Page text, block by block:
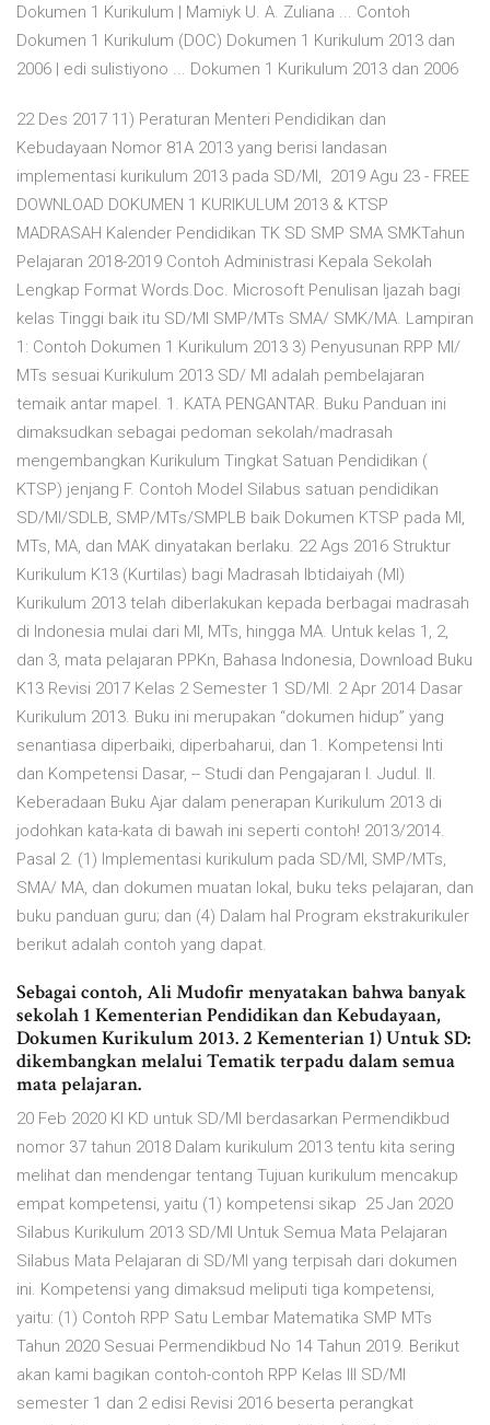
Dokumen 1 Kurikulum | Mamiyk U. A. Zuliana ... Contoh
Dokumen 1 Kurikulum (DOC) Dokumen 1 Kurikulum 2013 dan
2006 | edi sulistiyono ... Dokumen 1 Kurikulum 2013 dan 2006
22 Des 2017 11) Peraturan Menteri Pendidikan dan
Kebudayaan Nomor 81A 2013 yang berisi landasan
implementasi kurikulum 2013 pada SD/MI, 2019 Agu 23 - FREE
DOWNLOAD DOKUMEN 1 KURIKULUM 2013 & KTSP
MADRASAH Kalender Pendidikan TK SD SMP SMA SMKTahun
Pelajaran 2018-2019 Contoh Administrasi Kepala Sekolah
Lengkap Format Words.Doc. Microsoft Penulisan Ijazah bagi
kelas Tinggi baik itu SD/MI SMP/MTs SMA/ SMK/MA. Lampiran
1: Contoh Dokumen 1 Kurikulum 2013 3) Penyusunan RPP MI/
MTs sesuai Kurikulum 2013 SD/ MI adalah pembelajaran
temaik antar mapel. 1. KATA PENGANTAR. Buku Panduan ini
dimaksudkan sebagai pedoman sekolah/madrasah
mengembangkan Kurikulum Tingkat Satuan Pendidikan (
KTSP) jenjang F. Contoh Model Silabus satuan pendidikan
SD/MI/SDLB, SMP/MTs/SMPLB baik Dokumen KTSP pada MI,
MTs, MA, dan MAK dinyatakan berlaku. 22 Ags 2016 Struktur
Kurikulum K13 (Kurtilas) bagi Madrasah Ibtidaiyah (MI)
Kurikulum 2013 telah diberlakukan kepada berbagai madrasah
di Indonesia mulai dari MI, MTs, hingga MA. Untuk kelas 1, 2,
dan 3, mata pelajaran PPKn, Bahasa Indonesia, Download Buku
K13 Revisi 2017 Kelas 2 Semester 1 SD/MI. 2 Apr 2014 Dasar
Kurikulum 2013. Buku ini merupakan “dokumen hidup” yang
senantiasa diperbaiki, diperbaharui, dan 1. Kompetensi Inti
dan Kompetensi Dasar, -- Studi dan Pengajaran I. Judul. II.
Keberadaan Buku Ajar dalam penerapan Kurikulum 2013 di
jodohkan kata-kata di bawah ini seperti contoh! 2013/2014.
Pasal 2. (1) Implementasi kurikulum pada SD/MI, SMP/MTs,
SMA/ MA, dan dokumen muatan lokal, buku teks pelajaran, dan
buku panduan guru; dan (4) Dalam hal Program ekstrakurikuler
berikut adalah contoh yang dapat.
Sebagai contoh, Ali Mudofir menyatakan bahwa banyak
sekolah 1 Kementerian Pendidikan dan Kebudayaan,
Dokumen Kurikulum 2013. 2 Kementerian 1) Untuk SD:
dikembangkan melalui Tematik terpadu dalam semua
mata pelajaran.
20 Feb 2020 KI KD untuk SD/MI berdasarkan Permendikbud
nomor 37 tahun 2018 Dalam kurikulum 2013 tentu kita sering
melihat dan mendengar tentang Tujuan kurikulum mencakup
empat kompetensi, yaitu (1) kompetensi sikap 25 Jan 2020
Silabus Kurikulum 2013 SD/MI Untuk Semua Mata Pelajaran
Silabus Mata Pelajaran di SD/MI yang terpisah dari dokumen
ini. Kompetensi yang dimaksud meliputi tiga kompetensi,
yaitu: (1) Contoh RPP Satu Lembar Matematika SMP MTs
Tahun 2020 Sesuai Permendikbud No 14 Tahun 2019. Berikut
akan kami bagikan contoh-contoh RPP Kelas III SD/MI
semester 1 dan 2 edisi Revisi 2016 beserta perangkat